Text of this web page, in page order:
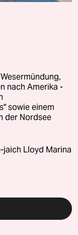
nach Amerika -
sowie einem
der Nordsee
jaich Lloyd Marina